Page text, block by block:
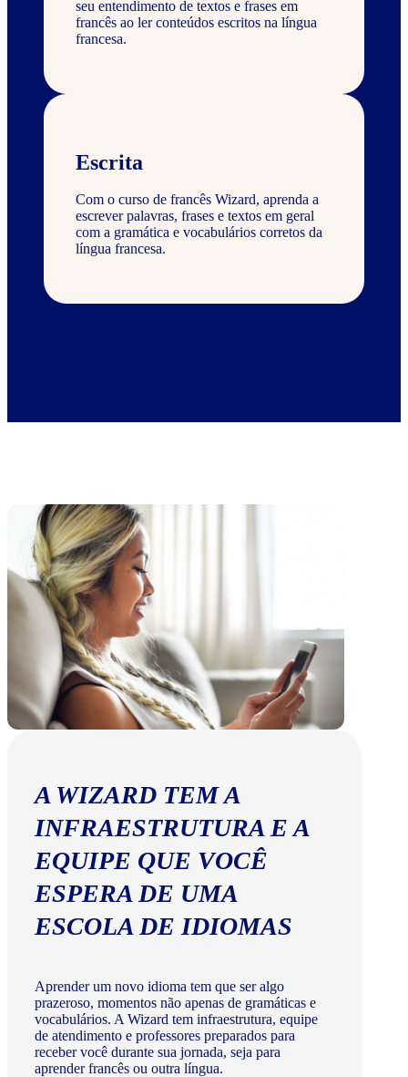
seu entendimento de textos e frases em
francês ao ler conteúdos escritos na língua
francesa.
Escrita
Com o curso de francês Wizard, aprenda a
escrever palavras, frases e textos em geral
com a gramática e vocabulários corretos da
língua francesa.
A WIZARD TEM A
INFRAESTRUTURA E A
EQUIPE QUE VOCÊ
ESPERA DE UMA
ESCOLA DE IDIOMAS
Aprender um novo idioma tem que ser algo
prazeroso, momentos não apenas de gramáticas e
vocabulários. A Wizard tem infraestrutura, equipe
de atendimento e professores preparados para
receber você durante sua jornada, seja para
aprender francês ou outra língua.